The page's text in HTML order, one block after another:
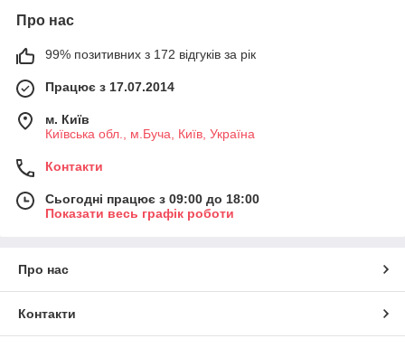
Про нас
99% позитивних з 172 відгуків за рік
Працює з 17.07.2014
м. Київ
Київська обл., м.Буча, Київ, Україна
Контакти
Сьогодні працює з 09:00 до 18:00
Показати весь графік роботи
Про нас
Контакти